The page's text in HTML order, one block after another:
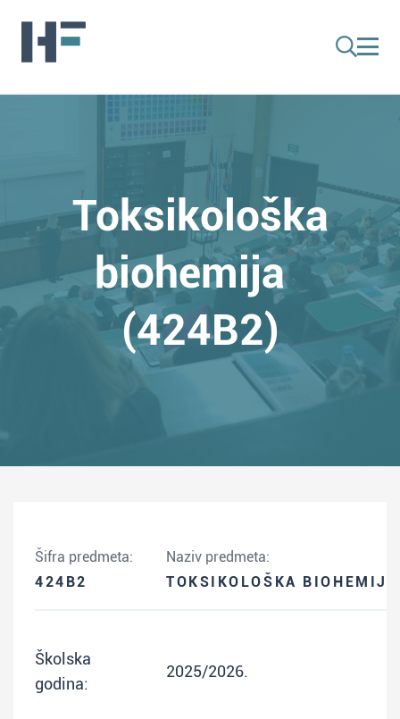
Toksikološka
biohemija
(424B2)
Šifra predmeta:
424B2
Naziv predmeta:
TOKSIKOLOŠKA BIOHEMIJA
Školska
godina:
2025/2026.